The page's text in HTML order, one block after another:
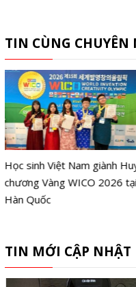
TIN CÙNG CHUYÊN
Học sinh Việt Nam giành
chương Vàng WICO 2026 tại
Hàn Quốc
TIN MỚI CẬP NHẬT